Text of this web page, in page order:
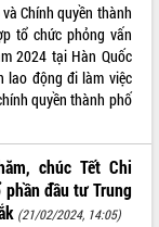
Chính quyền thành
tổ chức phỏng vấn
2024 tại Hàn Quốc
lao động đi làm việc
quyền thành phố
chúc Tết Chi
đầu tư Trung
(21/02/2024, 14:05)